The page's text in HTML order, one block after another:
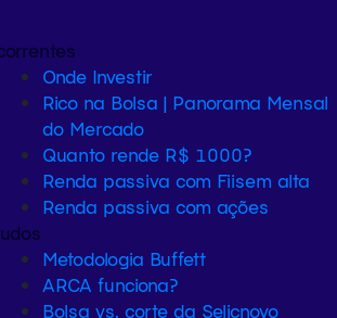
Onde Investir
Rico na Bolsa | Panorama Mensal
do Mercado
Quanto rende R$ 1000?
Renda passiva com Fiisem alta
Renda passiva com ações
Metodologia Buffett
ARCA funciona?
Bolsa vs. corte da Selicnovo